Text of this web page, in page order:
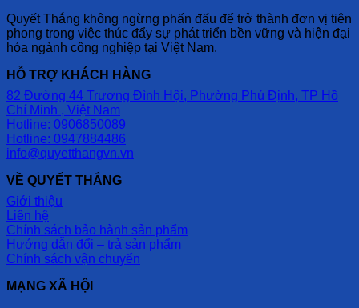
Quyết Thắng không ngừng phấn đấu để trở thành đơn vị tiên
phong trong việc thúc đẩy sự phát triển bền vững và hiện đại
hóa ngành công nghiệp tại Việt Nam.
HỖ TRỢ KHÁCH HÀNG
82 Đường 44 Trương Đình Hội, Phường Phú Định, TP Hồ
Chí Minh , Việt Nam
Hotline: 0906850089
Hotline: 0947884486
info@quyetthangvn.vn
VỀ QUYẾT THẮNG
Giới thiệu
Liên hệ
Chính sách bảo hành sản phẩm
Hướng dẫn đổi – trả sản phẩm
Chính sách vận chuyển
MẠNG XÃ HỘI